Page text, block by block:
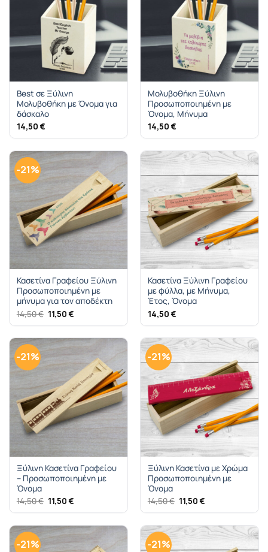
Best σε Ξύλινη
Μολυβοθήκη με Όνομα για
δάσκαλο
14,50 €
Μολυβοθήκη Ξύλινη
Προσωποποιημένη με
Όνομα, Μήνυμα
14,50 €
-21%
Κασετίνα Γραφείου Ξύλινη
Προσωποποιημένη με
μήνυμα για τον αποδέκτη
14,50€ Original
price
was:
14,50 €.
11,50 €Η
τιμή
είναι:
11,50 €.
Κασετίνα Ξύλινη Γραφείου
με φύλλα, με Μήνυμα,
Έτος, Όνομα
14,50 €
-21%
Ξύλινη Κασετίνα Γραφείου
– Προσωποποιημένη με
Όνομα
14,50€ Original
price
was:
14,50 €.
11,50 €Η
τιμή
είναι:
11,50 €.
-21%
Ξύλινη Κασετίνα με Χρώμα
Προσωποποιημένη με
Όνομα
14,50€ Original
price
was:
14,50 €.
11,50 €Η
τιμή
είναι:
11,50 €.
-21% -21%